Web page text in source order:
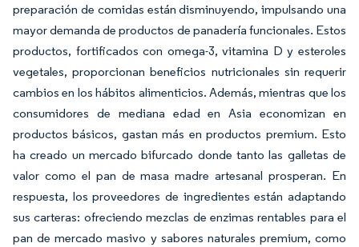
preparación de comidas están disminuyendo, impulsando una
mayor demanda de productos de panadería funcionales. Estos
productos, fortificados con omega-3, vitamina D y esteroles
vegetales, proporcionan beneficios nutricionales sin requerir
cambios en los hábitos alimenticios. Además, mientras que los
consumidores de mediana edad en Asia economizan en
productos básicos, gastan más en productos premium. Esto
ha creado un mercado bifurcado donde tanto las galletas de
valor como el pan de masa madre artesanal prosperan. En
respuesta, los proveedores de ingredientes están adaptando
sus carteras: ofreciendo mezclas de enzimas rentables para el
pan de mercado masivo y sabores naturales premium, como